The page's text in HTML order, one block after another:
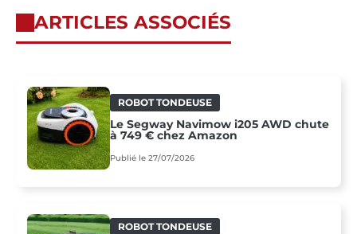
ARTICLES ASSOCIÉS
ROBOT TONDEUSE
Le Segway Navimow i205 AWD chute
à 749 € chez Amazon
Publié le 27/07/2026
ROBOT TONDEUSE